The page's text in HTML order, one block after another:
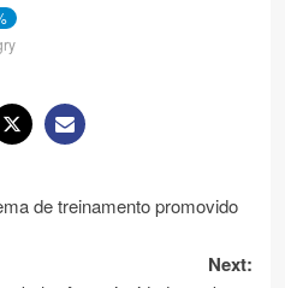
de treinamento promovido
Next: